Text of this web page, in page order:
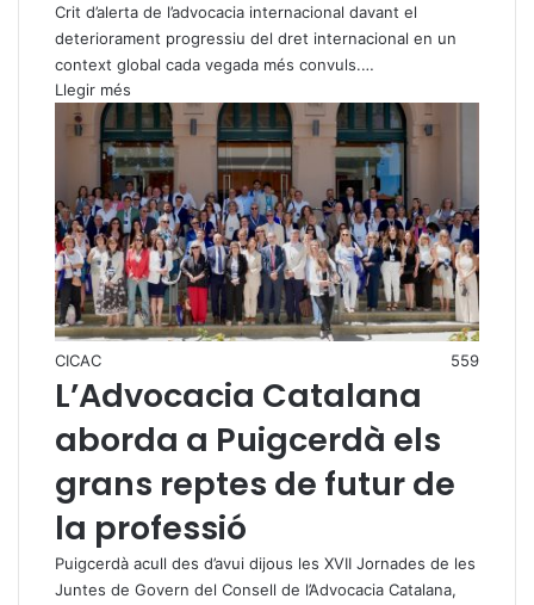
Crit d’alerta de l’advocacia internacional davant el
deteriorament progressiu del dret internacional en un
context global cada vegada més convuls.…
Llegir més
CICAC 559
L’Advocacia Catalana
aborda a Puigcerdà els
grans reptes de futur de
la professió
Puigcerdà acull des d’avui dijous les XVII Jornades de les
Juntes de Govern del Consell de l’Advocacia Catalana,